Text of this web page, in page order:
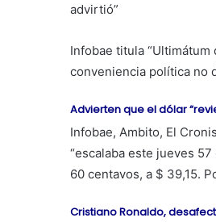
advirtió”
Infobae titula
conveniencia política no
Advierten que el dólar
Infobae, Ambito, El
“escalaba este jueves
60 centavos, a $ 39,15.
Cristiano Ronaldo,